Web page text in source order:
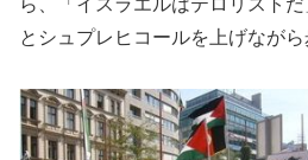
とシュプレヒコールを上げながら